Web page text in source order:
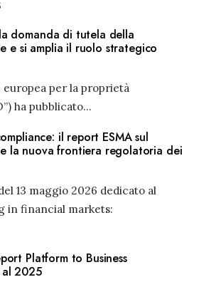
domanda di tutela della
e si amplia il ruolo strategico
europea per la proprietà
ha pubblicato...
il report ESMA sul
la nuova frontiera regolatoria dei
13 maggio 2026 dedicato al
in financial markets:
Platform to Business
al 2025